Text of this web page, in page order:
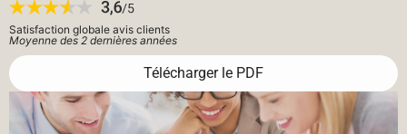
Satisfaction globale avis clients
Moyenne des 2 dernières années
Télécharger le PDF